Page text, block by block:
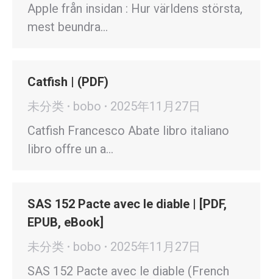
Apple från insidan : Hur världens största,
mest beundra…
Catfish | (PDF)
未分类
bobo
2025年11月27日
Catfish Francesco Abate libro italiano
libro offre un a…
SAS 152 Pacte avec le diable | [PDF,
EPUB, eBook]
未分类
bobo
2025年11月27日
SAS 152 Pacte avec le diable (French